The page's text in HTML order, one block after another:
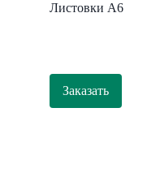
Листовки А6
Заказать